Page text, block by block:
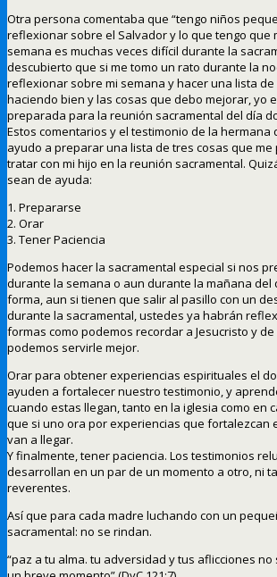
Otra persona comentaba que “tengo niños
reflexionar sobre el Salvador y lo que tengo que
semana es muchas veces difícil durante la
descubierto que si me tomo un rato durante la
reflexionar sobre mi semana y hacer una lista
haciendo bien y las cosas que debo mejorar, yo
preparada para la reunión sacramental del día
Estos comentarios y el testimonio de la hermana
ayudo a preparar una lista de tres cosas que
tratar con mi hijo en la reunión sacramental.
sean de ayuda:
1. Prepararse
2. Orar
3. Tener Paciencia
Podemos hacer la sacramental especial si nos
durante la semana o aun durante la mañana del
forma, aun si tienen que salir al pasillo con un
durante la sacramental, ustedes ya habrán
formas como podemos recordar a Jesucristo y
podemos servirle mejor.
Orar para obtener experiencias espirituales el
ayuden a fortalecer nuestro testimonio, y
cuando estas llegan, tanto en la iglesia como en
que si uno ora por experiencias que fortalezcan
van a llegar.
Y finalmente, tener paciencia. Los testimonios
desarrollan en un par de un momento a otro, ni
reverentes.
Así que para cada madre luchando con un
sacramental: no se rindan.
“paz a tu alma. tu adversidad y tus aflicciones